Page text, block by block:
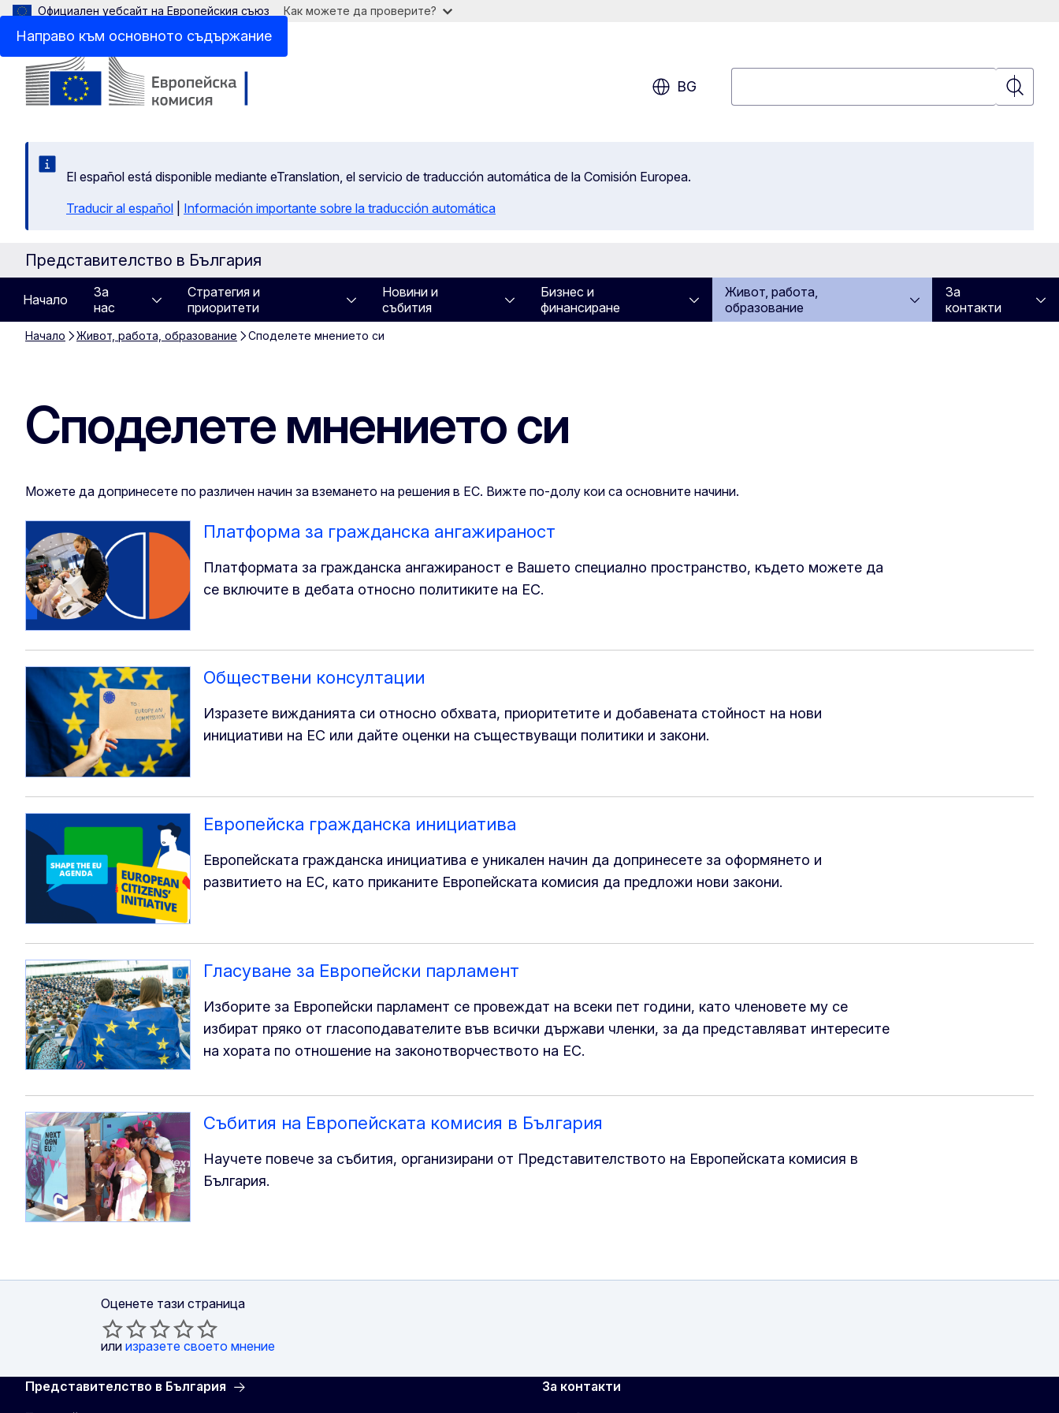
Направо към основното съдържание
Официален уебсайт на Европейския съюз Как можете да проверите?
BG
Търсене
El español está disponible mediante eTranslation, el servicio de traducción automática de la Comisión Europea.
Traducir al español
Información importante sobre la traducción automática
Представителство в България
Начало
За
нас
Стратегия и
приоритети
Новини и
събития
Бизнес и
финансиране
Живот, работа,
образование
За
контакти
Начало Живот, работа, образование Споделете мнението си
Споделете мнението си
Можете да допринесете по различен начин за вземането на решения в ЕС. Вижте по-долу кои са основните начини.
Платформа за гражданска ангажираност
Платформата за гражданска ангажираност е Вашето специално пространство, където можете да
се включите в дебата относно политиките на ЕС.
Обществени консултации
Изразете вижданията си относно обхвата, приоритетите и добавената стойност на нови
инициативи на ЕС или дайте оценки на съществуващи политики и закони.
Европейска гражданска инициатива
Европейската гражданска инициатива е уникален начин да допринесете за оформянето и
развитието на ЕС, като приканите Европейската комисия да предложи нови закони.
Гласуване за Европейски парламент
Изборите за Европейски парламент се провеждат на всеки пет години, като членовете му се
избират пряко от гласоподавателите във всички държави членки, за да представляват интересите
на хората по отношение на законотворчеството на ЕС.
Събития на Европейската комисия в България
Научете повече за събития, организирани от Представителството на Европейската комисия в
България.
Оценете тази страница
или изразете своето мнение
Представителство в България
За контакти